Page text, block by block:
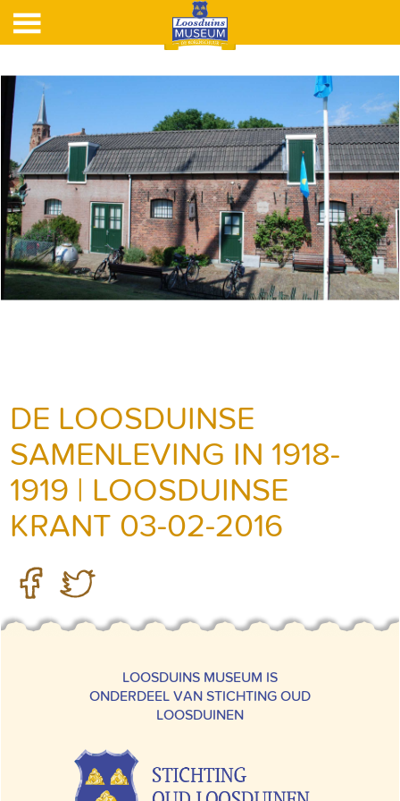
DE LOOSDUINSE
SAMENLEVING IN 1918-
1919 | LOOSDUINSE
KRANT 03-02-2016
LOOSDUINS MUSEUM IS
ONDERDEEL VAN STICHTING OUD
LOOSDUINEN